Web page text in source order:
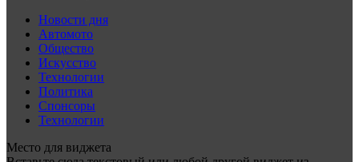
Новости дня
Автомото
Общество
Искусство
Технологии
Политика
Спонсоры
Технологии
Место для виджета